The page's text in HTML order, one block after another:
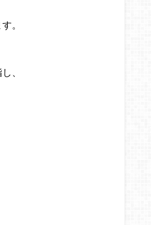
。
、